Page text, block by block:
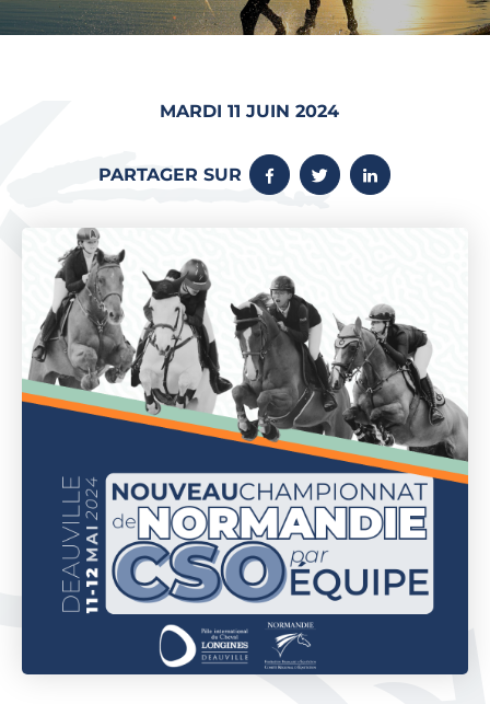
MARDI 11 JUIN 2024
PARTAGER SUR